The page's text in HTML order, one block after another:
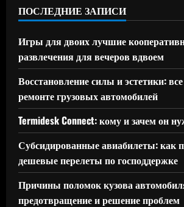
ПОСЛЕДНИЕ ЗАПИСИ
Игры для двоих лучшие
развлечения для вечеров вдвоем
Восстановление силы и эстетики:
ремонте грузовых автомобилей
Termidesk Connect: кому и зачем он
Субсидированные авиабилеты: как
дешевые перелеты по господдержке
Причины поломок кузова
предотвращение и решение проблем